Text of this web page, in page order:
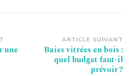
une
ARTICLE SUIVANT
Baies vitrées en bois :
quel budget faut-il
prévoir ?